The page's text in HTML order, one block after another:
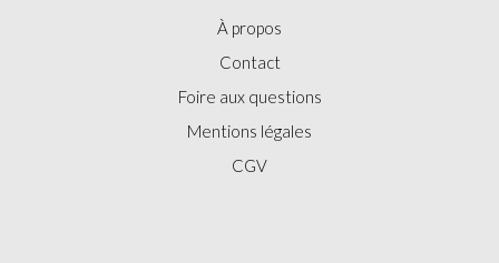
À propos
Contact
Foire aux questions
Mentions légales
CGV